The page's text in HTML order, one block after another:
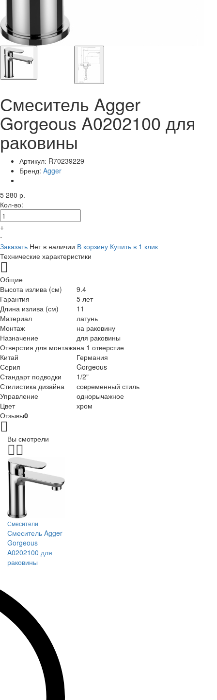
Смеситель Agger
Gorgeous A0202100 для
раковины
Артикул: R70239229
Бренд: Agger
5 280 р.
Кол-во:
+
-
Заказать Нет в наличии В корзину Купить в 1 клик
Технические характеристики
Общие
Высота излива (см)
9.4
Гарантия
5 лет
Длина излива (см)
11
Материал
латунь
Монтаж
на раковину
Назначение
для раковины
Отверстия для монтажана 1 отверстие
Китай
Германия
Серия
Gorgeous
Стандарт подводки
1/2"
Стилистика дизайна
современный стиль
Управление
однорычажное
Цвет
хром
Отзывы0
Вы смотрели
Смесители
Смеситель Agger
Gorgeous
A0202100 для
раковины